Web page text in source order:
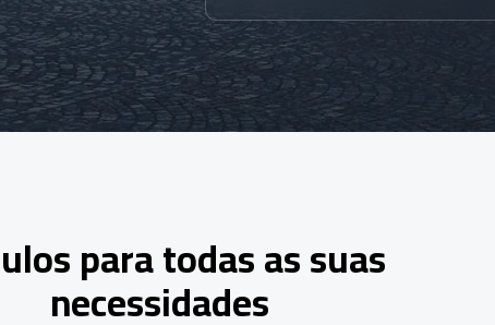
para todas as suas
necessidades